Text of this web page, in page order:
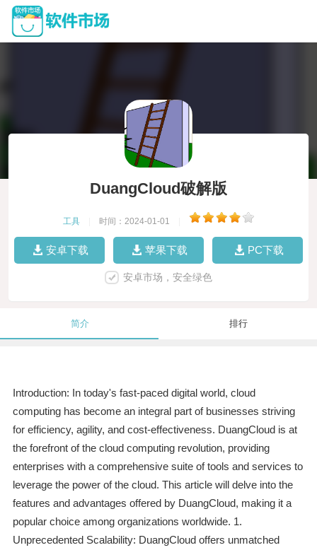
DuangCloud破解版
工具 时间：2024-01-01
安卓下载 苹果下载 PC下载
安卓市场，安全绿色
简介 排行
Introduction: In today's fast-paced digital world, cloud
computing has become an integral part of businesses striving
for efficiency, agility, and cost-effectiveness. DuangCloud is at
the forefront of the cloud computing revolution, providing
enterprises with a comprehensive suite of tools and services to
leverage the power of the cloud. This article will delve into the
features and advantages offered by DuangCloud, making it a
popular choice among organizations worldwide. 1.
Unprecedented Scalability: DuangCloud offers unmatched